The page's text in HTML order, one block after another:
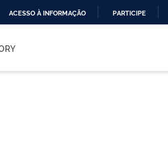
ACESSO À INFORMAÇÃO PARTICIPE